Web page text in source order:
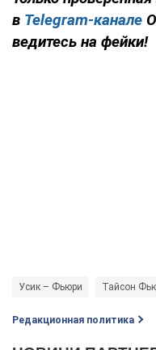
в Telegram-канале
ведитесь на фейки!
Усик – Фьюри Тайсон
Редакционная политика